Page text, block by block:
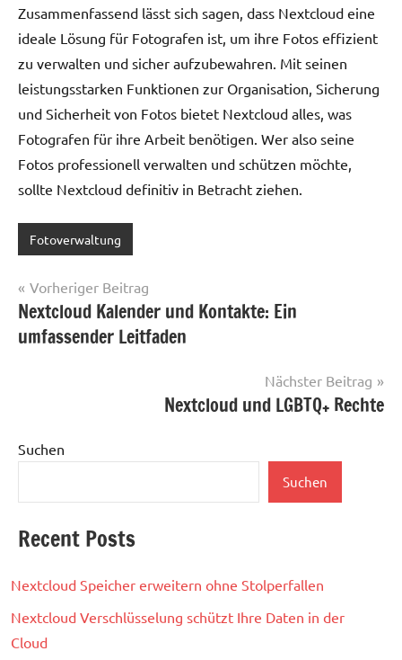
Zusammenfassend lässt sich sagen, dass Nextcloud eine
ideale Lösung für Fotografen ist, um ihre Fotos effizient
zu verwalten und sicher aufzubewahren. Mit seinen
leistungsstarken Funktionen zur Organisation, Sicherung
und Sicherheit von Fotos bietet Nextcloud alles, was
Fotografen für ihre Arbeit benötigen. Wer also seine
Fotos professionell verwalten und schützen möchte,
sollte Nextcloud definitiv in Betracht ziehen.
Fotoverwaltung
Beitragsnavigation
Vorheriger Beitrag
Nextcloud Kalender und Kontakte: Ein
umfassender Leitfaden
Nächster Beitrag
Nextcloud und LGBTQ+ Rechte
Suchen
Suchen
Recent Posts
Nextcloud Speicher erweitern ohne Stolperfallen
Nextcloud Verschlüsselung schützt Ihre Daten in der
Cloud